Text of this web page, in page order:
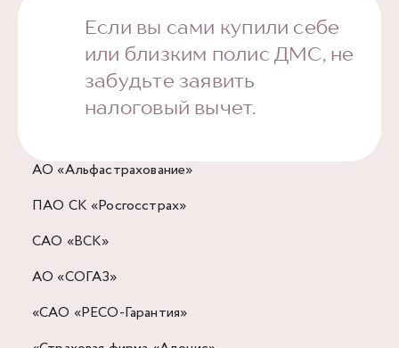
профсоюзу/кадровику с просьбой включить клинику в
перечень медицинских организаций, обслуживающих
ваше предприятие. Шансы выше, если обращение будет
коллективным!
Если вы сами купили себе
или близким полис ДМС, не
забудьте заявить
налоговый вычет.
АО «Альфастрахование»
ПАО СК «Росгосстрах»
САО «ВСК»
АО «СОГАЗ»
«САО «РЕСО-Гарантия»